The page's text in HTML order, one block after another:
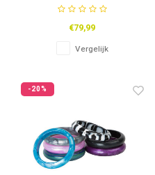
Pebble
€79,99
Vergelijk
-20%